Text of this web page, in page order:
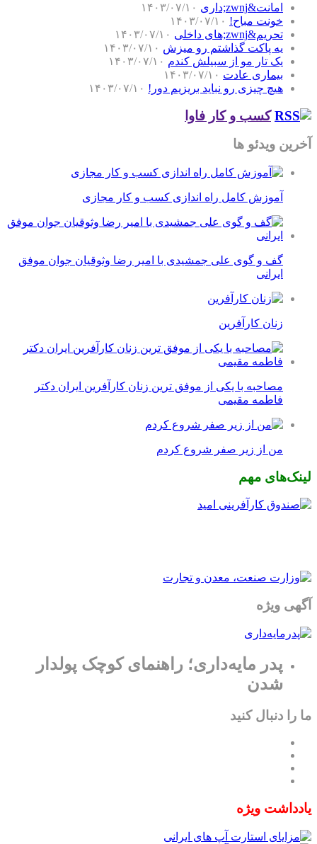
امانت&zwnj;داری
۱۴۰۳/۰۷/۱۰
خونت مباح! ۱۴۰۳/۰۷/۱۰
تحریم&zwnj;های داخلی
۱۴۰۳/۰۷/۱۰
یه پاکت گذاشتم رو میزش ۱۴۰۳/۰۷/۱۰
یک تار مو از سبیلش کندم ۱۴۰۳/۰۷/۱۰
بیماری عادت ۱۴۰۳/۰۷/۱۰
هیچ چیزی رو نباید بریزیم دور! ۱۴۰۳/۰۷/۱۰
کسب و کار فاوا
آخرین ویدئو ها
آموزش کامل راه اندازی کسب و کار مجازی
گف و گوی علی جمشیدی با امیر رضا وثوقیان جوان موفق
ایرانی
زنان کارآفرین
مصاحبه با یکی از موفق ترین زنان کارآفرین ایران دکتر
فاطمه مقیمی
من از زیر صفر شروع کردم
لینک‌های مهم
آگهی ویژه
پدر مایه‌داری؛ راهنمای کوچک پولدار
شدن
ما را دنبال کنید
یادداشت ویژه